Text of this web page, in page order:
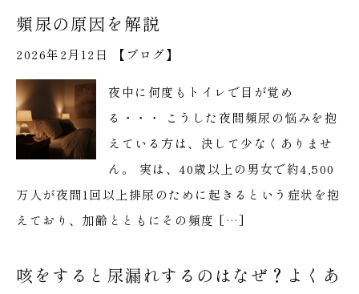
頻尿の原因を解説
2026年2月12日 【 ブログ】
夜中に何度もトイレで目が覚め
る・・・ こうした夜間頻尿の悩みを抱
えている方は、決して少なくありませ
ん。 実は、40歳以上の男女で約4,500
万人が夜間1回以上排尿のために起きるという症状を抱
えており、加齢とともにその頻度 […]
咳をすると尿漏れするのはなぜ？よくあ